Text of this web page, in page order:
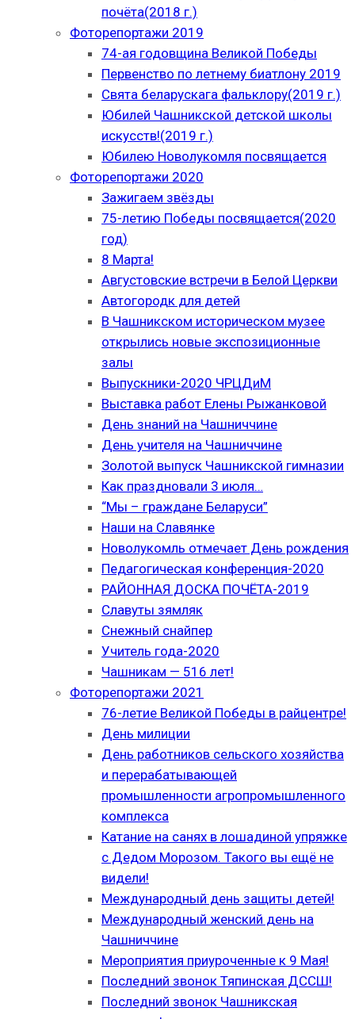
почёта(2018 г.)
Фоторепортажи 2019
74-ая годовщина Великой Победы
Первенство по летнему биатлону 2019
Свята беларускага фальклору(2019 г.)
Юбилей Чашникской детской школы
искусств!(2019 г.)
Юбилею Новолукомля посвящается
Фоторепортажи 2020
Зажигаем звёзды
75-летию Победы посвящается(2020
год)
8 Марта!
Августовские встречи в Белой Церкви
Автогородк для детей
В Чашникском историческом музее
открылись новые экспозиционные
залы
Выпускники-2020 ЧРЦДиМ
Выставка работ Елены Рыжанковой
День знаний на Чашниччине
День учителя на Чашниччине
Золотой выпуск Чашникской гимназии
Как праздновали 3 июля…
“Мы – граждане Беларуси”
Наши на Славянке
Новолукомль отмечает День рождения
Педагогическая конференция-2020
РАЙОННАЯ ДОСКА ПОЧЁТА-2019
Славуты зямляк
Снежный снайпер
Учитель года-2020
Чашникам — 516 лет!
Фоторепортажи 2021
76-летие Великой Победы в райцентре!
День милиции
День работников сельского хозяйства
и перерабатывающей
промышленности агропромышленного
комплекса
Катание на санях в лошадиной упряжке
с Дедом Морозом. Такого вы ещё не
видели!
Международный день защиты детей!
Международный женский день на
Чашниччине
Мероприятия приуроченные к 9 Мая!
Последний звонок Тяпинская ДССШ!
Последний звонок Чашникская